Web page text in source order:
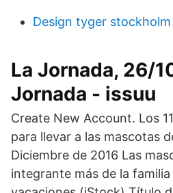
Design tyger stockholm
La Jornada, 26/
Jornada - issuu
Create New Account. Los
para llevar a las mascotas
Diciembre de 2016 Las
integrante más de la